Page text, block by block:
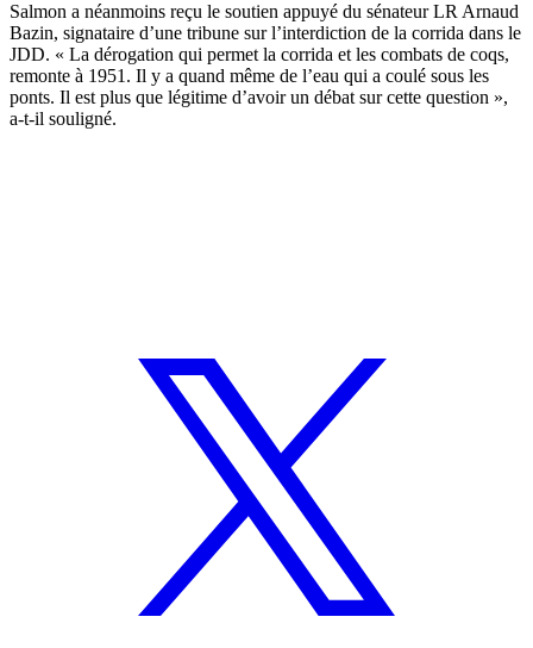
Salmon a néanmoins reçu le soutien appuyé du sénateur LR Arnaud
Bazin, signataire d’une tribune sur l’interdiction de la corrida dans le
JDD. « La dérogation qui permet la corrida et les combats de coqs,
remonte à 1951. Il y a quand même de l’eau qui a coulé sous les
ponts. Il est plus que légitime d’avoir un débat sur cette question »,
a-t-il souligné.